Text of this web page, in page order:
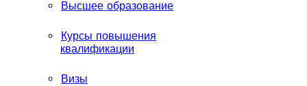
Высшее образование
Курсы повышения
квалификации
Визы